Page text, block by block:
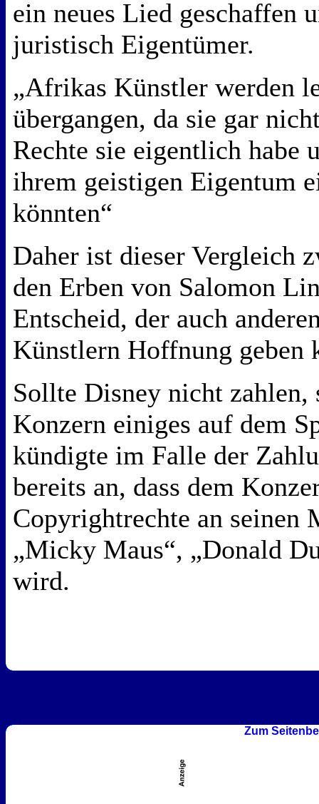
ein neues Lied geschaffen
juristisch Eigentümer.
„Afrikas Künstler werden
übergangen, da sie gar
Rechte sie eigentlich habe
ihrem geistigen Eigentum
könnten“
Daher ist dieser Vergleich
den Erben von Salomon
Entscheid, der auch
Künstlern Hoffnung geben
Sollte Disney nicht zahlen,
Konzern einiges auf dem
kündigte im Falle der
bereits an, dass dem
Copyrightrechte an seinen
„Micky Maus“, „Donald
wird.
Zum